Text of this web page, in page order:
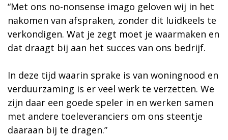
“Met ons no-nonsense imago geloven wij in het
nakomen van afspraken, zonder dit luidkeels te
verkondigen. Wat je zegt moet je waarmaken en
dat draagt bij aan het succes van ons bedrijf.
In deze tijd waarin sprake is van woningnood en
verduurzaming is er veel werk te verzetten. We
zijn daar een goede speler in en werken samen
met andere toeleveranciers om ons steentje
daaraan bij te dragen.”